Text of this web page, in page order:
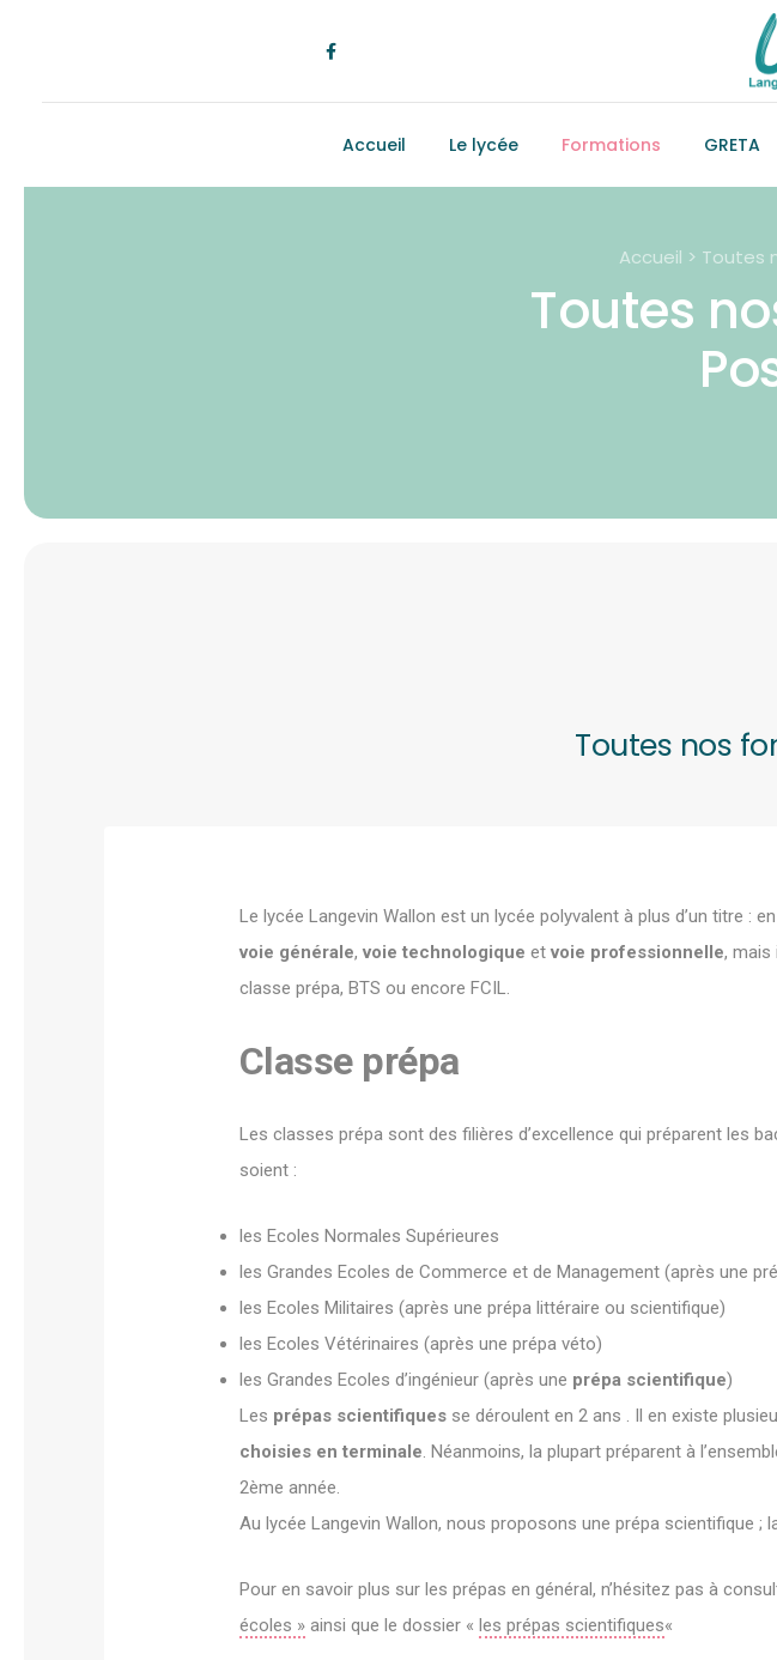
Accueil Le lycée Formations GRETA
Accueil > Toutes
Toutes
Toutes nos
Le lycée Langevin Wallon est un lycée polyvalent à plus d’un titre :
voie générale, voie technologique et voie professionnelle, mais
classe prépa, BTS ou encore FCIL.
Classe prépa
Les classes prépa sont des filières d’excellence qui préparent les
soient :
les Ecoles Normales Supérieures
les Grandes Ecoles de Commerce et de Management (après une
les Ecoles Militaires (après une prépa littéraire ou scientifique)
les Ecoles Vétérinaires (après une prépa véto)
les Grandes Ecoles d’ingénieur (après une prépa scientifique)
Les prépas scientifiquesse déroulent en 2 ans . Il en existe
choisies en terminale. Néanmoins, la plupart préparent à
2ème année.
Au lycée Langevin Wallon, nous proposons une prépa scientifique ;
Pour en savoir plus sur les prépas en général, n’hésitez pas à
écoles »ainsi que le dossier « les prépas scientifiques«